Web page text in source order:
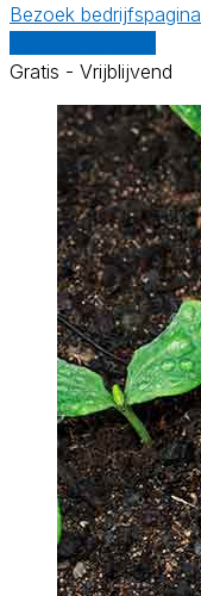
Bezoek bedrijfspagina
Gratis - Vrijblijvend